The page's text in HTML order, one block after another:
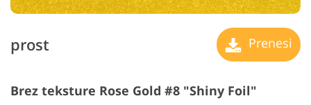
prost Prenesi
Brez teksture Rose Gold #8 "Shiny Foil"